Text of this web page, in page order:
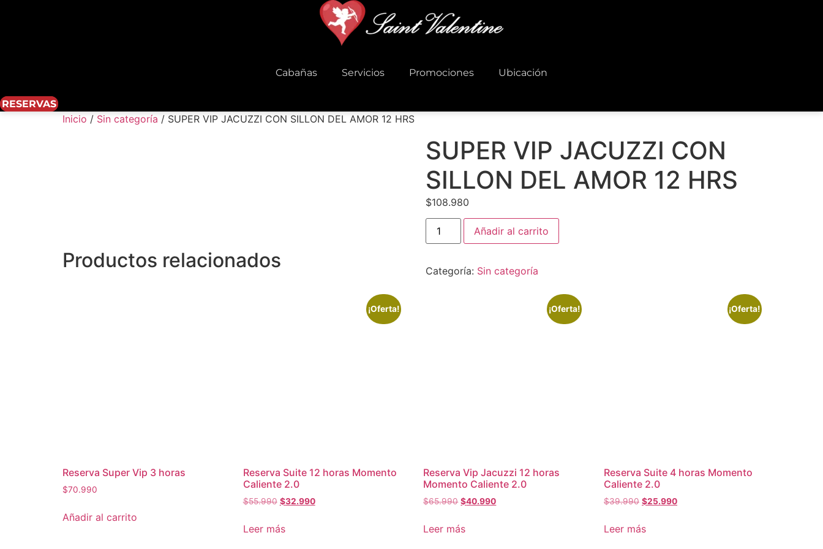
Cabañas Servicios Promociones Ubicación
RESERVAS
Inicio / Sin categoría / SUPER VIP JACUZZI CON SILLON DEL AMOR 12 HRS
SUPER VIP JACUZZI CON
SILLON DEL AMOR 12 HRS
$108.980
SUPER
VIP
JACUZZI
DEL
Añadir al carrito
Categoría: Sin categoría
Productos relacionados
Reserva Super Vip 3 horas
$70.990
Añadir al carrito
¡Oferta!
Reserva Suite 12 horas Momento
Caliente 2.0
$55.990 El
original
$32.990El
Leer más
¡Oferta!
Reserva Vip Jacuzzi 12 horas
Momento Caliente 2.0
$65.990 El
original
$40.990El
Leer más
¡Oferta!
Reserva Suite 4 horas Momento
Caliente 2.0
$39.990 El
original
$25.990El
Leer más